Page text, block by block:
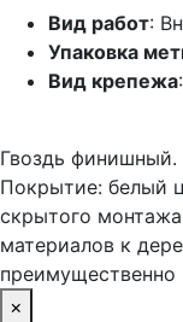
Вид работ:
Упаковка
Вид крепежа
Гвоздь финишный.
Покрытие: белый
скрытого
материалов к
преимущественно
×